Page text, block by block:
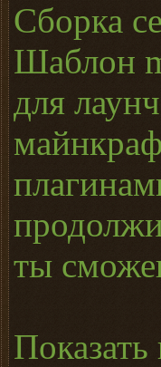
Сборка
Шаблон
для
ты
Показать